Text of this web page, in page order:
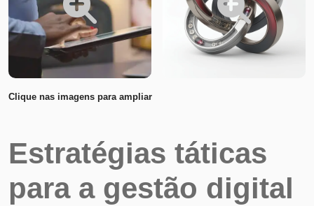
Clique nas imagens para ampliar
Estratégias táticas
para a gestão digital